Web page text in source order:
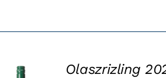
Olaszrizling